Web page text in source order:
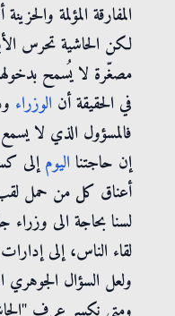
المفارقة المؤلمة
لكن الحاشية تحرس
مصغّرة لا يُسمح
في الحقيقة أن الوزراء
فالمسؤول الذي لا يسمع
إن حاجتنا اليومإلى
أعناق كل من حمل
لسنا بحاجة الى وزراء
لقاء الناس، إلى
ولعل السؤال